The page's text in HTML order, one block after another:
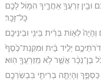
וּבֵ֥ין זַרְעֲךָ֖ אַחֲרֶ֑יךָ הִמּ֥וֹל לָכֶ֖ם
כָּל־זָכָֽר׃
לְא֣וֹת בְּרִ֔ית בֵּינִ֖י וּבֵינֵיכֶֽם׃
יְלִ֣יד בָּ֔יִת וּמִקְנַת־כֶּ֙סֶף֙
בֶּן־נֵכָ֔ר אֲשֶׁ֛ר לֹ֥א מִֽזַּרְעֲךָ֖ הֽוּא׃
כַּסְפֶּ֑ךָ וְהָיְתָ֧ה בְרִיתִ֛י בִּבְשַׂרְכֶ֖ם